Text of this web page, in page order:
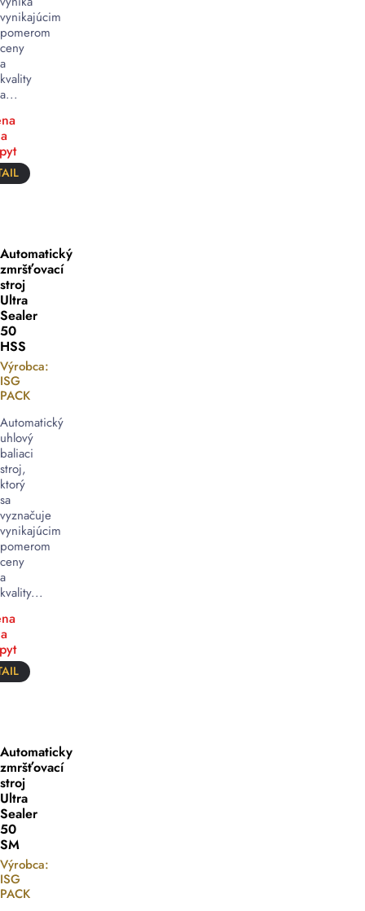
vynikajúcim
pomerom
ceny
a
kvality
a...
Automatický
zmršťovací
stroj
Ultra
Sealer
50
HSS
Výrobca:
ISG
PACK
Automatický
uhlový
baliaci
stroj,
ktorý
sa
vyznačuje
vynikajúcim
pomerom
ceny
a
kvality...
Automaticky
zmršťovací
stroj
Ultra
Sealer
50
SM
Výrobca:
ISG
PACK